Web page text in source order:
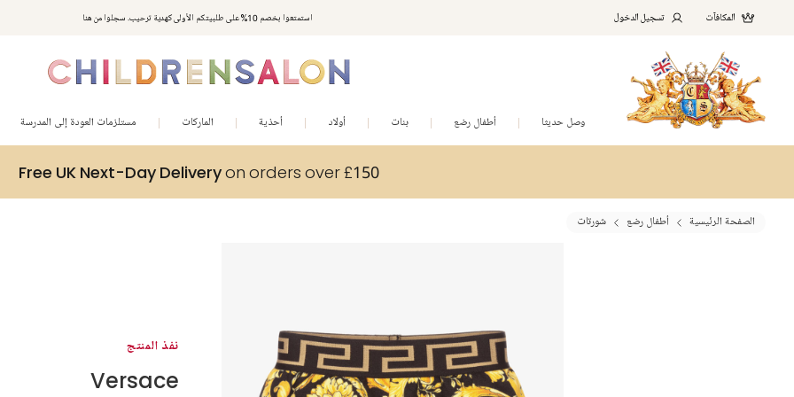
استمتعوا بخصم 10% على طلبيتكم الأولى كهدية ترحيب. سجلوا من هنا المكافآت تسجيل الدخول
وصل حديثا أطفال رضع بنات أولاد أحذية الماركات مستلزمات العودة إلى المدرسة
Free UK Next-Day Deliveryon orders over £150
الصفحة الرئيسية أطفال رضع شورتات
نفذ المنتج
Versace